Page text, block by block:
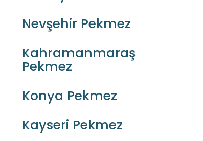
Nevşehir Pekmez
Kahramanmaraş
Pekmez
Konya Pekmez
Kayseri Pekmez